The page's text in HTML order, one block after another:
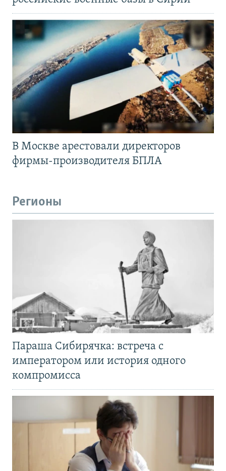
В Москве арестовали директоров
фирмы-производителя БПЛА
Регионы
Параша Сибирячка: встреча с
императором или история одного
компромисса